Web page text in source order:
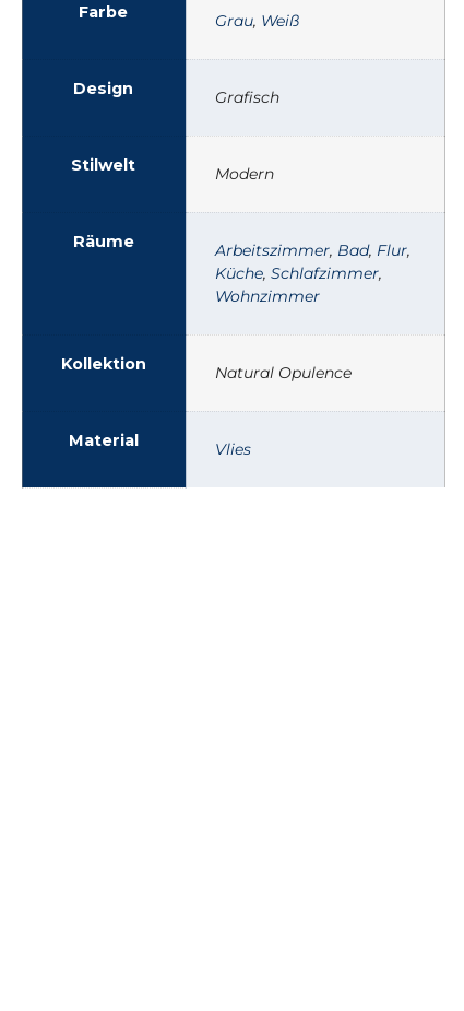
Farbe Grau, Weiß
Design Grafisch
Stilwelt Modern
Räume Arbeitszimmer, Bad, Flur,
Küche, Schlafzimmer,
Wohnzimmer
Kollektion Natural Opulence
Material Vlies